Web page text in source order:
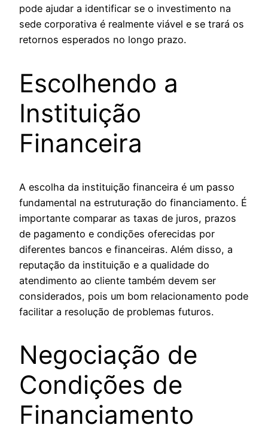
pode ajudar a identificar se o investimento na
sede corporativa é realmente viável e se trará os
retornos esperados no longo prazo.
Escolhendo a
Instituição
Financeira
A escolha da instituição financeira é um passo
fundamental na estruturação do financiamento. É
importante comparar as taxas de juros, prazos
de pagamento e condições oferecidas por
diferentes bancos e financeiras. Além disso, a
reputação da instituição e a qualidade do
atendimento ao cliente também devem ser
considerados, pois um bom relacionamento pode
facilitar a resolução de problemas futuros.
Negociação de
Condições de
Financiamento